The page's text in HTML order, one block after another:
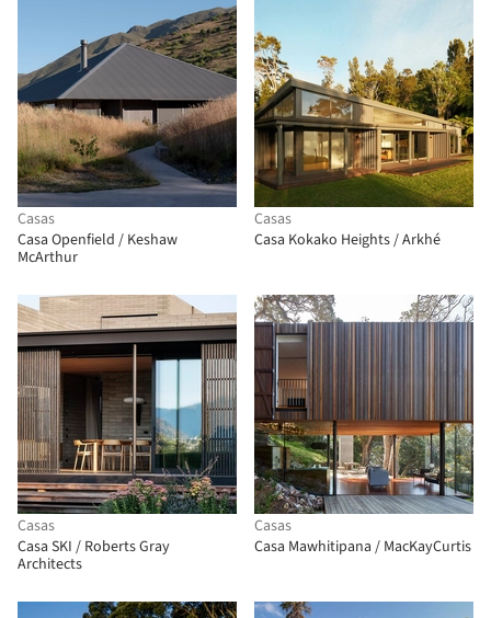
Casas
Casa Openfield / Keshaw
McArthur
Casas
Casa Kokako Heights / Arkhé
Casas
Casa SKI / Roberts Gray
Architects
Casas
Casa Mawhitipana / MacKayCurtis